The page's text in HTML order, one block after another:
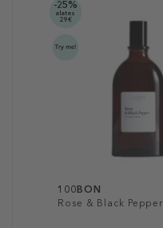
-25%
alates
29€
100BON
Rose & Black Pepper